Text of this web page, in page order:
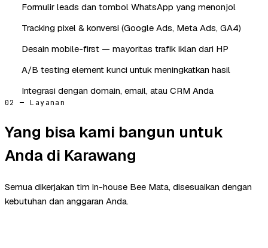
Formulir leads dan tombol WhatsApp yang menonjol
Tracking pixel & konversi (Google Ads, Meta Ads, GA4)
Desain mobile-first — mayoritas trafik iklan dari HP
A/B testing element kunci untuk meningkatkan hasil
Integrasi dengan domain, email, atau CRM Anda
02 — Layanan
Yang bisa kami bangun untuk
Anda di Karawang
Semua dikerjakan tim in-house Bee Mata, disesuaikan dengan
kebutuhan dan anggaran Anda.